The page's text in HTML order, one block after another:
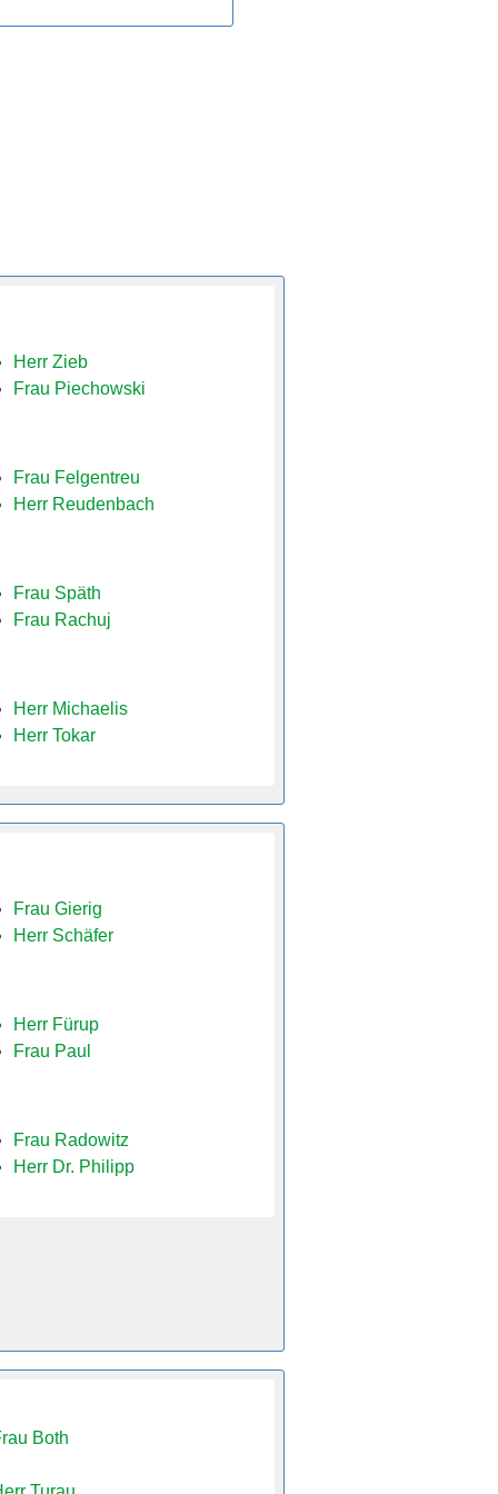
Herr Zieb
Frau Piechowski
Frau Felgentreu
Herr Reudenbach
Frau Späth
Frau Rachuj
Herr Michaelis
Herr Tokar
Frau Gierig
Herr Schäfer
Herr Fürup
Frau Paul
Frau Radowitz
Herr Dr. Philipp
Both